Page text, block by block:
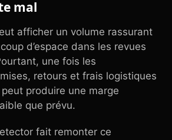
mal
afficher un volume rassurant
d’espace dans les revues
une fois les
retours et frais logistiques
produire une marge
que prévu.
fait remonter ce